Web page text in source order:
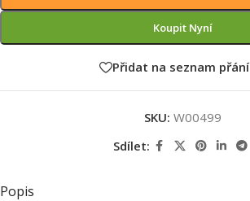
Koupit Nyní
Přidat na seznam přání
SKU: W00499
Sdílet:
Popis